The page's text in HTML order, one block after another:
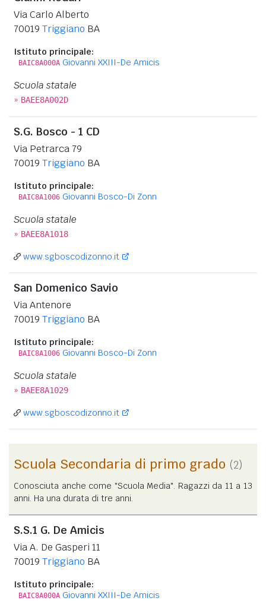
Via Carlo Alberto
70019 Triggiano BA
Istituto principale:
BAIC8A000A Giovanni XXIII-De Amicis
Scuola statale
» BAEE8A002D
S.G. Bosco - 1 CD
Via Petrarca 79
70019 Triggiano BA
Istituto principale:
BAIC8A1006 Giovanni Bosco-Di Zonn
Scuola statale
» BAEE8A1018
www.sgboscodizonno.it
San Domenico Savio
Via Antenore
70019 Triggiano BA
Istituto principale:
BAIC8A1006 Giovanni Bosco-Di Zonn
Scuola statale
» BAEE8A1029
www.sgboscodizonno.it
Scuola Secondaria di primo grado (2)
Conosciuta anche come "Scuola Media". Ragazzi da 11 a 13
anni. Ha una durata di tre anni.
S.S.1 G. De Amicis
Via A. De Gasperi 11
70019 Triggiano BA
Istituto principale:
BAIC8A000A Giovanni XXIII-De Amicis